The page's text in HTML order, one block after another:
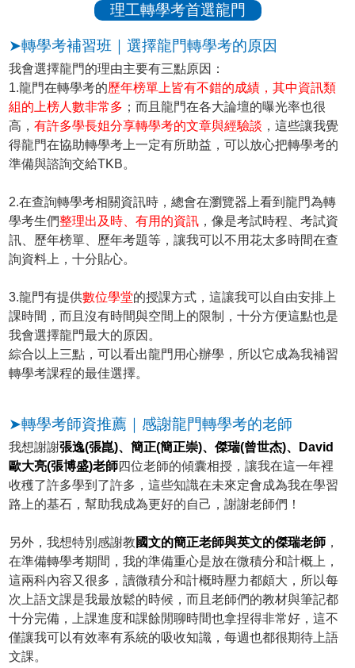
理工轉學考首選龍門
➤轉學考補習班｜選擇龍門轉學考的原因
我會選擇龍門的理由主要有三點原因：
1.龍門在轉學考的歷年榜單上皆有不錯的成績，其中資訊類
組的上榜人數非常多 ；而且龍門在各大論壇的曝光率也很
高，有許多學長姐分享轉學考的文章與經驗談 ，這些讓我覺
得龍門在協助轉學考上一定有所助益，可以放心把轉學考的
準備與諮詢交給TKB。
2.在查詢轉學考相關資訊時，總會在瀏覽器上看到龍門為轉
學考生們整理出及時、有用的資訊 ，像是考試時程、考試資
訊、歷年榜單、歷年考題等，讓我可以不用花太多時間在查
詢資料上，十分貼心。
3.龍門有提供數位學堂的授課方式，這讓我可以自由安排上
課時間，而且沒有時間與空間上的限制，十分方便這點也是
我會選擇龍門最大的原因。
綜合以上三點，可以看出龍門用心辦學，所以它成為我補習
轉學考課程的最佳選擇。
➤轉學考師資推薦｜感謝龍門轉學考的老師
我想謝謝張逸(張崑)、簡正(簡正崇)、傑瑞(曾世杰)、David
歐大亮(張博盛)老師四位老師的傾囊相授，讓我在這一年裡
收穫了許多學到了許多，這些知識在未來定會成為我在學習
路上的基石，幫助我成為更好的自己，謝謝老師們！
另外，我想特別感謝教 國文的簡正老師與英文的傑瑞老師 ，
在準備轉學考期間，我的準備重心是放在微積分和計概上，
這兩科內容又很多，讀微積分和計概時壓力都頗大，所以每
次上語文課是我最放鬆的時候，而且老師們的教材與筆記都
十分完備，上課進度和課餘閒聊時間也拿捏得非常好，這不
僅讓我可以有效率有系統的吸收知識，每週也都很期待上語
文課。